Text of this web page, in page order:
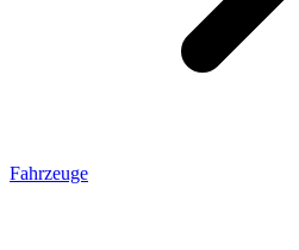
Fahrzeuge